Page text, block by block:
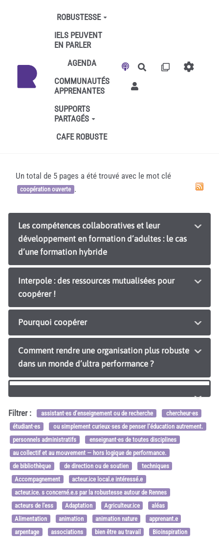
Aller au contenu principal
ROBUSTESSE
IELS PEUVENT
EN PARLER
AGENDA
COMMUNAUTÉS
APPRENANTES
SUPPORTS
PARTAGÉS
CAFE ROBUSTE
Rechercher
Un total de 5 pages a été trouvé avec le mot clé
coopération ouverte .
Les compétences collaboratives et leur
développement en formation d’adultes : le cas
d’une formation hybride
Interpole : des ressources mutualisées pour
coopérer !
Pourquoi coopérer
Comment rendre une organisation plus robuste
dans un monde d’ultra performance ?
Filtrer : assistant·es d’enseignement ou de recherche
chercheur·es
étudiant·es
ou simplement curieux·ses de penser l’éducation autrement.
personnels administratifs
enseignant·es de toutes disciplines
au collectif et au mouvement — hors logique de performance.
de bibliothèque
de direction ou de soutien
techniques
Accompagnement
acteur.ice local.e intéressé.e
acteur.ice. s concerné.e.s par la robustesse autour de Rennes
acteurs de l'ess
Adaptation Agriculteur.ice
aléas
Alimentation
animation animation nature
apprenant.e
arpentage
associations bien être au travail
Bioinspiration